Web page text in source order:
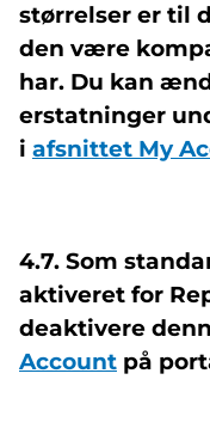
størrelser er til
den være
har. Du kan
erstatninger
i afsnittet My
4.7. Som
aktiveret for
deaktivere
Account på